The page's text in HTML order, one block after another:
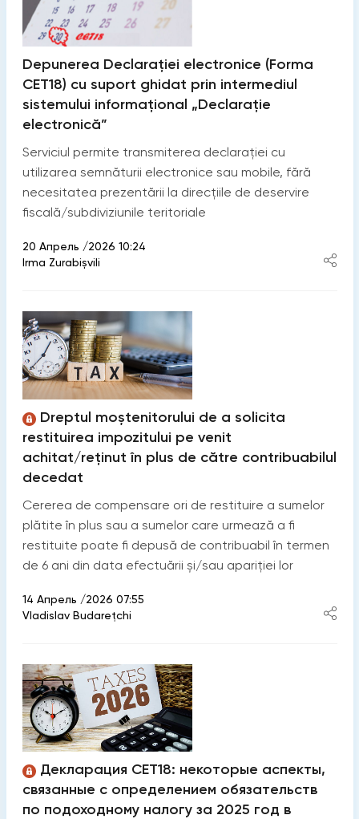
Depunerea Declarației electronice (Forma
CET18) cu suport ghidat prin intermediul
sistemului informațional „Declarație
electronică”
Serviciul permite transmiterea declarației cu
utilizarea semnăturii electronice sau mobile, fără
necesitatea prezentării la direcțiile de deservire
fiscală/subdiviziunile teritoriale
20 Апрель /2026 10:24
Irma Zurabișvili
Dreptul moștenitorului de a solicita
restituirea impozitului pe venit
achitat/reținut în plus de către contribuabilul
decedat
Cererea de compensare ori de restituire a sumelor
plătite în plus sau a sumelor care urmează a fi
restituite poate fi depusă de contribuabil în termen
de 6 ani din data efectuării și/sau apariției lor
14 Апрель /2026 07:55
Vladislav Budarețchi
Декларация CET18: некоторые аспекты,
связанные с определением обязательств
по подоходному налогу за 2025 год в